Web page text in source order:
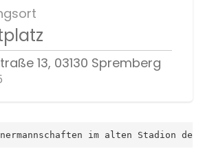
13, 03130 Spremberg
im alten Stadion des